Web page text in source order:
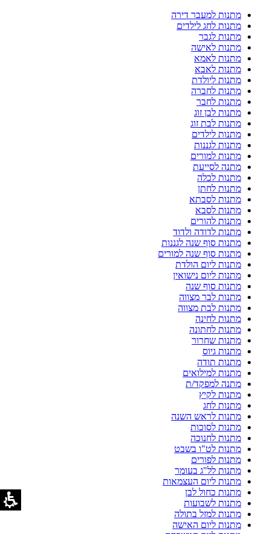
מתנות למעבר דירה
מתנות לחג לילדים
מתנות לגבר
מתנות לאישה
מתנות לאמא
מתנות לאבא
מתנות ליולדת
מתנות לחברה
מתנות לחבר
מתנות לבן זוג
מתנות לבת זוג
מתנות לילדים
מתנות לגננות
מתנות למורים
מתנה לסייעת
מתנות לכלה
מתנות לחתן
מתנות לסבתא
מתנות לסבא
מתנות להורים
מתנות לדודה ולדוד
מתנות סוף שנה לגננות
מתנות סוף שנה למורים
מתנות ליום הולדת
מתנות ליום נישואין
מתנות סוף שנה
מתנות לבר מצווה
מתנות לבת מצווה
מתנות לחינה
מתנות לחתונה
מתנות שחרור
מתנות גיוס
מתנות תודה
מתנות למילואים
מתנה למפקד/ת
מתנות לקיץ
מתנות לחג
מתנות לראש השנה
מתנות לסוכות
מתנות לחנוכה
מתנות לט"ו בשבט
מתנות לפורים
מתנות לל"ג בעומר
מתנות ליום העצמאות
מתנות כחול לבן
מתנות לשבועות
מתנות למזל בתולה
מתנות ליום האישה